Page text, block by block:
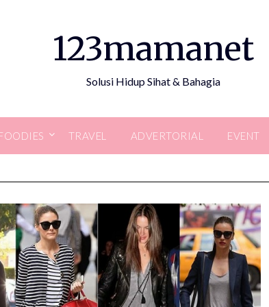
123mamanet
Solusi Hidup Sihat & Bahagia
TRAVEL ADVERTORIAL EVENT